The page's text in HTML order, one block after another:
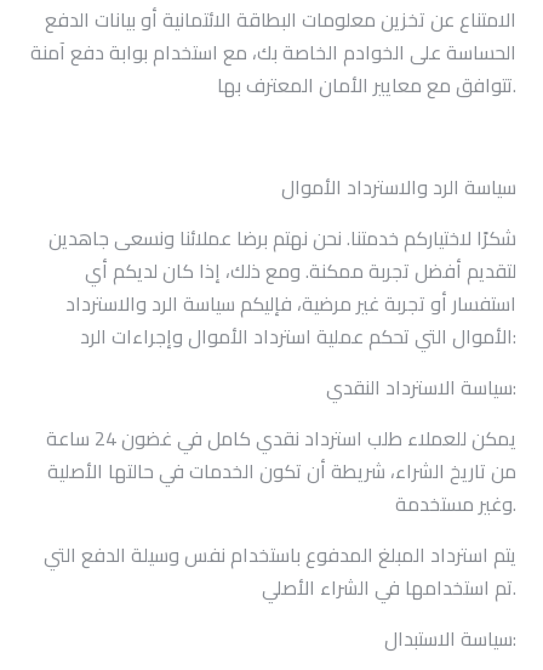
الامتناع عن تخزين معلومات البطاقة الائتمانية أو بيانات الدفع
الحساسة على الخوادم الخاصة بك، مع استخدام بوابة دفع آمنة
تتوافق مع معايير الأمان المعترف بها.
سياسة الرد والاسترداد الأموال
شكرًا لاختياركم خدمتنا. نحن نهتم برضا عملائنا ونسعى جاهدين
لتقديم أفضل تجربة ممكنة. ومع ذلك، إذا كان لديكم أي
استفسار أو تجربة غير مرضية، فإليكم سياسة الرد والاسترداد
الأموال التي تحكم عملية استرداد الأموال وإجراءات الرد:
سياسة الاسترداد النقدي:
يمكن للعملاء طلب استرداد نقدي كامل في غضون 24 ساعة
من تاريخ الشراء، شريطة أن تكون الخدمات في حالتها الأصلية
وغير مستخدمة.
يتم استرداد المبلغ المدفوع باستخدام نفس وسيلة الدفع التي
تم استخدامها في الشراء الأصلي.
سياسة الاستبدال: